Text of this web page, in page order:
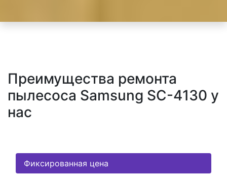
Преимущества ремонта
пылесоса Samsung SC-4130 у
нас
Фиксированная цена